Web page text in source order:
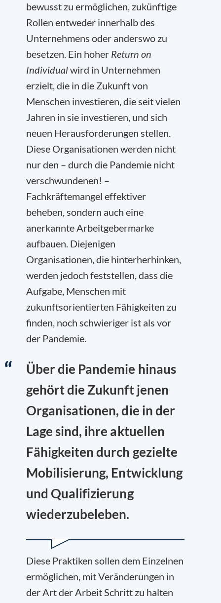
bewusst zu ermöglichen, zukünftige
Rollen entweder innerhalb des
Unternehmens oder anderswo zu
besetzen. Ein hoher Return on
Individualwird in Unternehmen
erzielt, die in die Zukunft von
Menschen investieren, die seit vielen
Jahren in sie investieren, und sich
neuen Herausforderungen stellen.
Diese Organisationen werden nicht
nur den – durch die Pandemie nicht
verschwundenen! –
Fachkräftemangel effektiver
beheben, sondern auch eine
anerkannte Arbeitgebermarke
aufbauen. Diejenigen
Organisationen, die hinterherhinken,
werden jedoch feststellen, dass die
Aufgabe, Menschen mit
zukunftsorientierten Fähigkeiten zu
finden, noch schwieriger ist als vor
der Pandemie.
Über die Pandemie hinaus
gehört die Zukunft jenen
Organisationen, die in der
Lage sind, ihre aktuellen
Fähigkeiten durch gezielte
Mobilisierung, Entwicklung
und Qualifizierung
wiederzubeleben.
Diese Praktiken sollen dem Einzelnen
ermöglichen, mit Veränderungen in
der Art der Arbeit Schritt zu halten